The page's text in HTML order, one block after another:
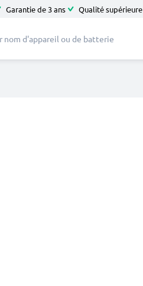
Garantie de 3 ans Qualité supérieure